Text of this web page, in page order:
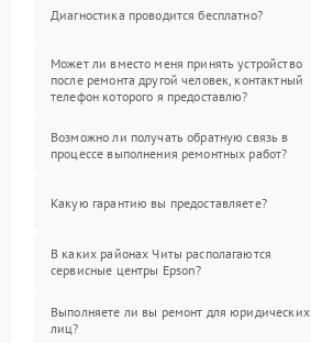
Диагностика проводится бесплатно?
Может ли вместо меня принять устройство
после ремонта другой человек, контактный
телефон которого я предоставлю?
Возможно ли получать обратную связь в
процессе выполнения ремонтных работ?
Какую гарантию вы предоставляете?
В каких районах Читы располагаются
сервисные центры Epson?
Выполняете ли вы ремонт для юридических
лиц?